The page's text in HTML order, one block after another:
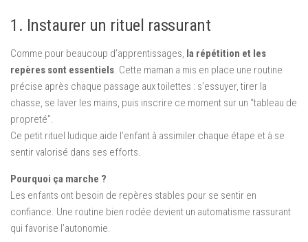
1. Instaurer un rituel rassurant
Comme pour beaucoup d’apprentissages, la répétition et les
repères sont essentiels. Cette maman a mis en place une routine
précise après chaque passage aux toilettes : s’essuyer, tirer la
chasse, se laver les mains, puis inscrire ce moment sur un “tableau de
propreté”.
Ce petit rituel ludique aide l’enfant à assimiler chaque étape et à se
sentir valorisé dans ses efforts.
Pourquoi ça marche ?
Les enfants ont besoin de repères stables pour se sentir en
confiance. Une routine bien rodée devient un automatisme rassurant
qui favorise l’autonomie.